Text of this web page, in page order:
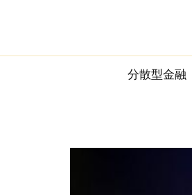
content
分散型金融